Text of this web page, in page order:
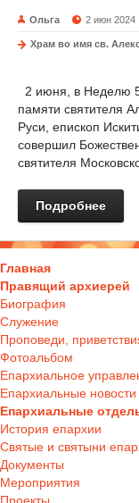
Ольга 2 июн 2024
Храм во имя св.
2 июня, в Неделю
памяти святителя
Руси, епископ
совершил
святителя
Подробнее
Главная
Правящий архиерей
Биография
Служение
Проповеди,
Фотоальбом
Епархиальное
Епархиальные новости
Епархиальные
История епархии
Святые и святыни
Документы
Мероприятия